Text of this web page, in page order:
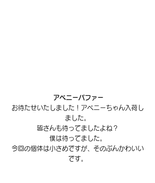
アベニーパファー
お待たせいたしました！アベニーちゃん入荷し
ました。
皆さんも待ってましたよね？
僕は待ってました。
今回の個体は小さめですが、そのぶんかわいい
です。